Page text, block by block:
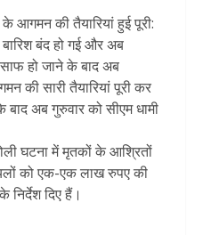
आगमन की तैयारियां हुई पूरी:
बंद हो गई और अब
हो जाने के बाद अब
की सारी तैयारियां पूरी कर
अब गुरुवार को सीएम धामी
घटना में मृतकों के आश्रितों
को एक-एक लाख रुपए की
निर्देश दिए हैं।